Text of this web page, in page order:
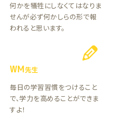
何かを犠牲にしなくてはなりま
せんが必ず何かしらの形で報
われると思います。
WM先生
毎日の学習習慣をつけること
で、学力を高めることができま
すよ！